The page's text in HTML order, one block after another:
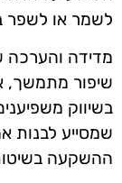
לשמר או לשפר
מדידה והערכה
שיפור מתמשך,
בשיווק
שמסייע לבנות
ההשקעה